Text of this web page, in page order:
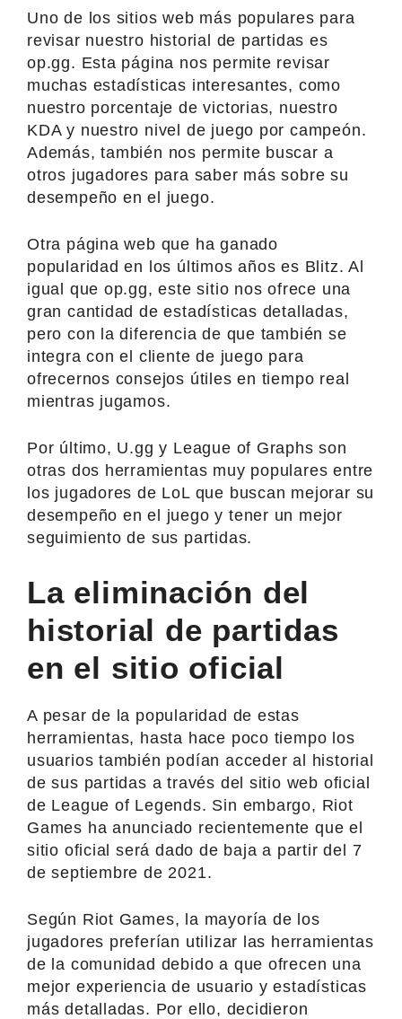
Uno de los sitios web más populares para
revisar nuestro historial de partidas es
op.gg. Esta página nos permite revisar
muchas estadísticas interesantes, como
nuestro porcentaje de victorias, nuestro
KDA y nuestro nivel de juego por campeón.
Además, también nos permite buscar a
otros jugadores para saber más sobre su
desempeño en el juego.
Otra página web que ha ganado
popularidad en los últimos años es Blitz. Al
igual que op.gg, este sitio nos ofrece una
gran cantidad de estadísticas detalladas,
pero con la diferencia de que también se
integra con el cliente de juego para
ofrecernos consejos útiles en tiempo real
mientras jugamos.
Por último, U.gg y League of Graphs son
otras dos herramientas muy populares entre
los jugadores de LoL que buscan mejorar su
desempeño en el juego y tener un mejor
seguimiento de sus partidas.
La eliminación del
historial de partidas
en el sitio oficial
A pesar de la popularidad de estas
herramientas, hasta hace poco tiempo los
usuarios también podían acceder al historial
de sus partidas a través del sitio web oficial
de League of Legends. Sin embargo, Riot
Games ha anunciado recientemente que el
sitio oficial será dado de baja a partir del 7
de septiembre de 2021.
Según Riot Games, la mayoría de los
jugadores preferían utilizar las herramientas
de la comunidad debido a que ofrecen una
mejor experiencia de usuario y estadísticas
más detalladas. Por ello, decidieron